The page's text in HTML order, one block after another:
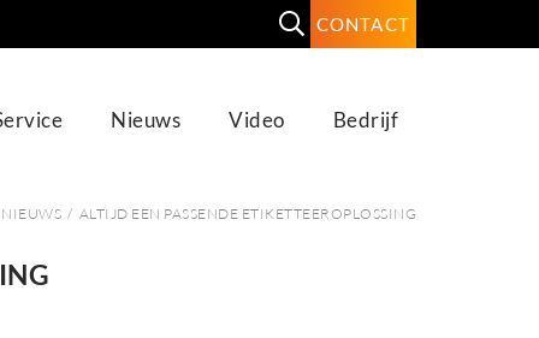
CONTACT
Nieuws Video Bedrijf
NIEUWS / ALTIJD EEN PASSENDE ETIKETTEEROPLOSSING